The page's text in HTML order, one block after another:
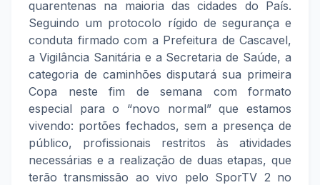
quarentenas na maioria das cidades do País.
Seguindo um protocolo rígido de segurança e
conduta firmado com a Prefeitura de Cascavel,
a Vigilância Sanitária e a Secretaria de Saúde, a
categoria de caminhões disputará sua primeira
Copa neste fim de semana com formato
especial para o “novo normal” que estamos
vivendo: portões fechados, sem a presença de
público, profissionais restritos às atividades
necessárias e a realização de duas etapas, que
terão transmissão ao vivo pelo SporTV 2 no